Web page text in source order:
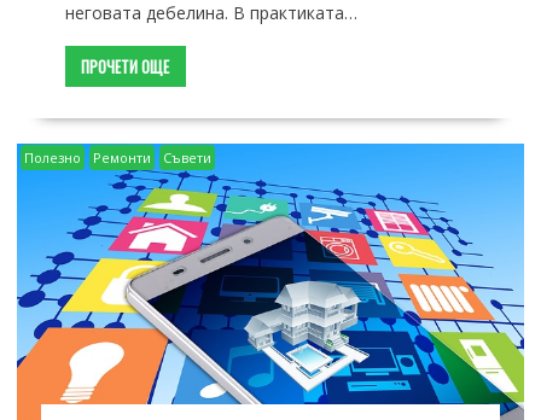
неговата дебелина. В практиката…
ПРОЧЕТИ ОЩЕ
Полезно Ремонти Съвети